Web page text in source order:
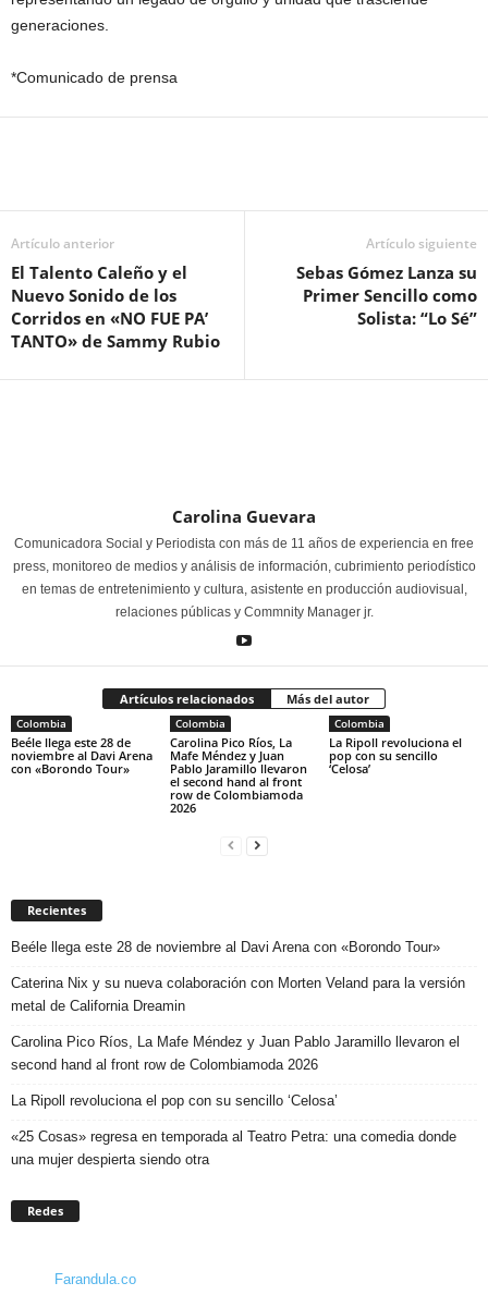
generaciones.
*Comunicado de prensa
Artículo anterior
El Talento Caleño y el
Nuevo Sonido de los
Corridos en «NO FUE PA’
TANTO» de Sammy Rubio
Artículo siguiente
Sebas Gómez Lanza su
Primer Sencillo como
Solista: “Lo Sé”
Carolina Guevara
Comunicadora Social y Periodista con más de 11 años de experiencia en free
press, monitoreo de medios y análisis de información, cubrimiento periodístico
en temas de entretenimiento y cultura, asistente en producción audiovisual,
relaciones públicas y Commnity Manager jr.
Artículos relacionados Más del autor
Colombia
Beéle llega este 28 de
noviembre al Davi Arena
con «Borondo Tour»
Colombia
Carolina Pico Ríos, La
Mafe Méndez y Juan
Pablo Jaramillo llevaron
el second hand al front
row de Colombiamoda
2026
Colombia
La Ripoll revoluciona el
pop con su sencillo
‘Celosa’
Recientes
Beéle llega este 28 de noviembre al Davi Arena con «Borondo Tour»
Caterina Nix y su nueva colaboración con Morten Veland para la versión
metal de California Dreamin
Carolina Pico Ríos, La Mafe Méndez y Juan Pablo Jaramillo llevaron el
second hand al front row de Colombiamoda 2026
La Ripoll revoluciona el pop con su sencillo ‘Celosa’
«25 Cosas» regresa en temporada al Teatro Petra: una comedia donde
una mujer despierta siendo otra
Redes
Farandula.co